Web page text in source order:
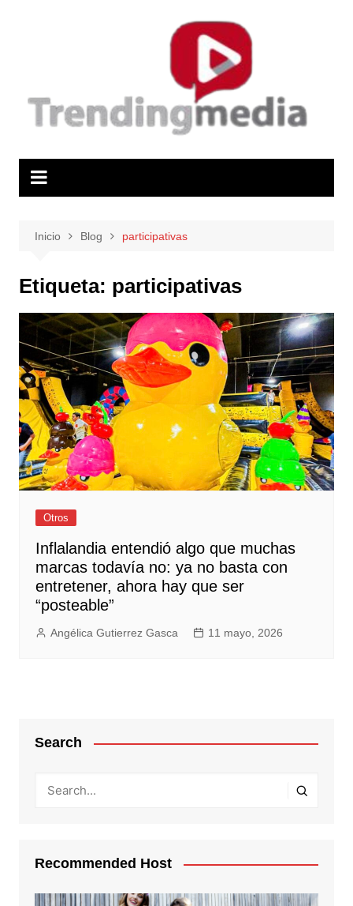
Inicio Blog participativas
Etiqueta: participativas
Otros
Inflalandia entendió algo que muchas
marcas todavía no: ya no basta con
entretener, ahora hay que ser
“posteable”
Angélica Gutierrez Gasca 11 mayo, 2026
Search
Recommended Host